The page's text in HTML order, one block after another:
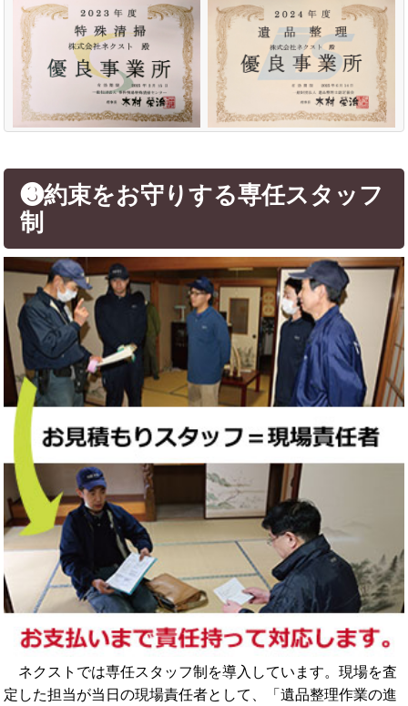
❸約束をお守りする専任スタッフ
制
ネクストでは専任スタッフ制を導入しています。現場を査
定した担当が当日の現場責任者として、「遺品整理作業の進